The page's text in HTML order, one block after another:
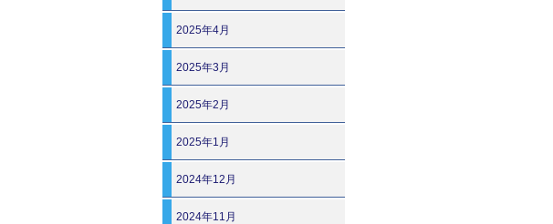
2025年4月
2025年3月
2025年2月
2025年1月
2024年12月
2024年11月